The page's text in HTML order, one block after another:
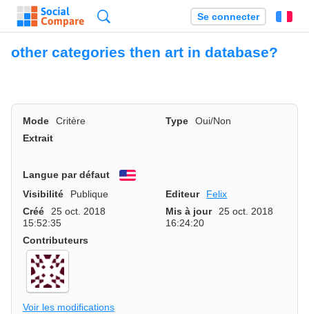
Se connecter
other categories then art in database?
Mode Critère Type
Oui/Non
Extrait
Langue par défaut
English
Visibilité
Publique Editeur
Felix
Créé
25 oct. 2018
15:52:35
Mis à jour
25 oct. 2018
16:24:20
Contributeurs
Voir les modifications